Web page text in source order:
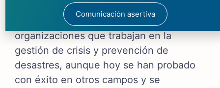
Los simulacros y simulaciones han sido
utilizados con mucho éxito por
organizaciones que trabajan en la
gestión de crisis y prevención de
desastres, aunque hoy se han probado
con éxito en otros campos y se
Comunicación asertiva